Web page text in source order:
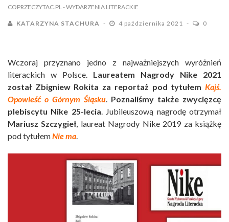
COPRZECZYTAC.PL - WYDARZENIA LITERACKIE
KATARZYNA STACHURA 4 października 2021 0
Wczoraj przyznano jedno z najważniejszych wyróżnień
literackich w Polsce. Laureatem Nagrody Nike 2021
został Zbigniew Rokita za reportaż pod tytułem Kajś.
Opowieść o Górnym Śląsku. Poznaliśmy także zwycięzcę
plebiscytu Nike 25-lecia. Jubileuszową nagrodę otrzymał
Mariusz Szczygieł, laureat Nagrody Nike 2019 za książkę
pod tytułemNie ma.